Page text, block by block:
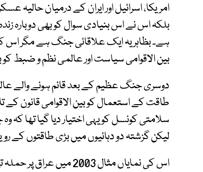
امریکا، اسرائیل اور ایران کے درمیان
بلکہ اس نے اس بنیادی سوال کو بھی دوبارہ
ہے۔ بظاہر یہ ایک علاقائی جنگ ہے مگر اس
بین الاقوامی سیاست اور عالمی نظم و ضبط
دوسری جنگ عظیم کے بعد قائم ہونے والے
طاقت کے استعمال کو بین الاقوامی قانون کے
سلامتی کونسل کو یہی اختیار دیا گیا تھا
لیکن گزشتہ دو دہائیوں میں بڑی طاقتوں
اس کی نمایاں مثال 2003